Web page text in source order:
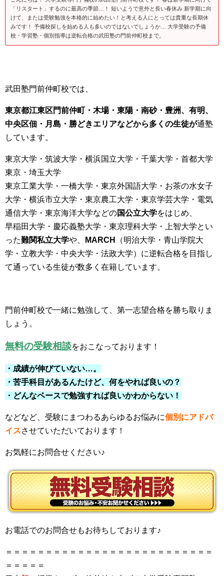
「リスタート」するのに最高の季節…！ 短いようで意外と長い春休み 新学期に向
けて、または受験勉強を本格的に始めたい！と考える人にとっては貴重な長期休
みです！ 予備校探しを始める人も多いのではないでしょうか… 大学受験の予備
校・学習塾・個別指導は逆転合格の武田塾の門前仲町校まで。
武田塾門前仲町校では、
東京都江東区門前仲町・木場・東陽・南砂・豊洲、有明、
中央区佃・月島・勝どきエリアなどから多くの生徒が通塾
しています。
東京大学・筑波大学・横浜国立大学・千葉大学・首都大学
東京・埼玉大学
東京工業大学・一橋大学・東京外国語大学・お茶の水女子
大学・横浜市立大学・東京農工大学・東京学芸大学・電気
通信大学・東京海洋大学などの国公立大学をはじめ、
早稲田大学・慶応義塾大学・東京理科大学・上智大学とい
った難関私立大学や、 MARCH
（明治大学・青山学院大
学・立教大学・中央大学・法政大学）に逆転合格を目指し
て通っている生徒が数多く在籍しています。
門前仲町校で一緒に勉強して、第一志望合格を勝ち取りま
しょう。
無料の受験相談をおこなっております！
・成績が伸びていない…。
・苦手科目があるんたけど、何をやれば良いの？
・どんなペースで勉強すれば良いかわからない！
などなど、受験にまつわるあらゆるお悩みに個別にアドバ
イスさせていただいております！
お気軽にお問合せください♪
お電話でのお問合せもお待ちしております♪
＝＝＝＝＝＝＝＝＝＝＝＝＝＝＝＝＝＝＝＝＝＝＝＝＝＝
＝＝＝＝＝